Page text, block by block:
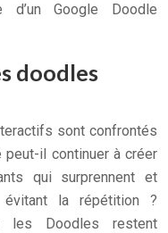
d’un Google Doodle
doodles
sont confrontés
peut-il continuer à créer
qui surprennent et
la répétition ?
les Doodles restent